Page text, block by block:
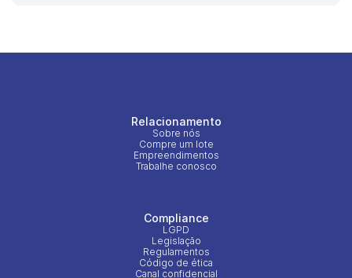
Relacionamento
Sobre nós
Compre um lote
Empreendimentos
Trabalhe conosco
Compliance
LGPD
Legislação
Regulamentos
Código de ética
Canal confidencial